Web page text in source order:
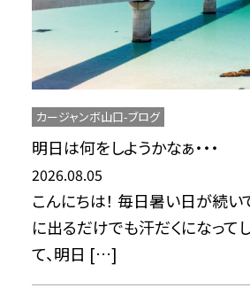
カージャンボ山口-ブログ
明日は何をしようかなぁ・・・
2026.08.05
こんにちは！ 毎日暑い日が続い
に出るだけでも汗だくになって
て、明日 […]